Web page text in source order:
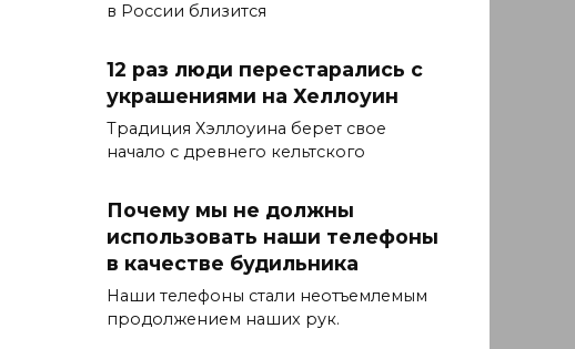
в России близится
12 раз люди перестарались с
украшениями на Хеллоуин
Традиция Хэллоуина берет свое
начало с древнего кельтского
Почему мы не должны
использовать наши телефоны
в качестве будильника
Наши телефоны стали неотъемлемым
продолжением наших рук.